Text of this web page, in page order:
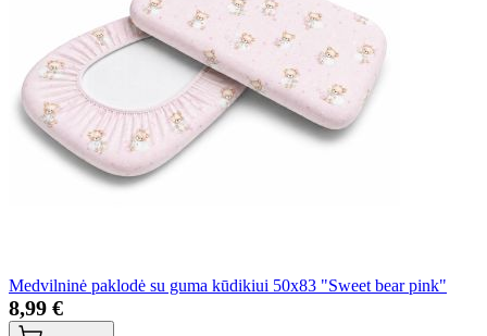
Medvilninė paklodė su guma kūdikiui 50x83 "Sweet bear pink"
8,99 €